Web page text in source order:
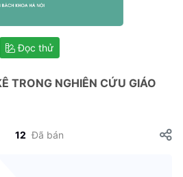
Đọc thử
TRONG NGHIÊN CỨU GIÁO
12 Đã bán